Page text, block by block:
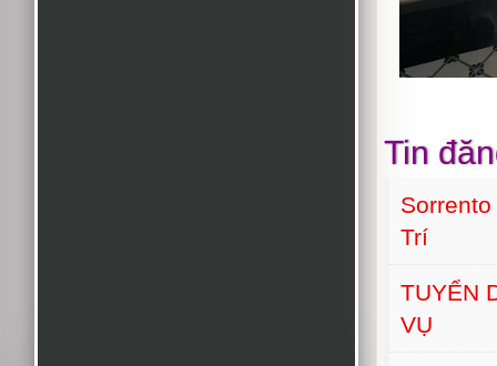
Tin
Trí
TUYỂN
VỤ